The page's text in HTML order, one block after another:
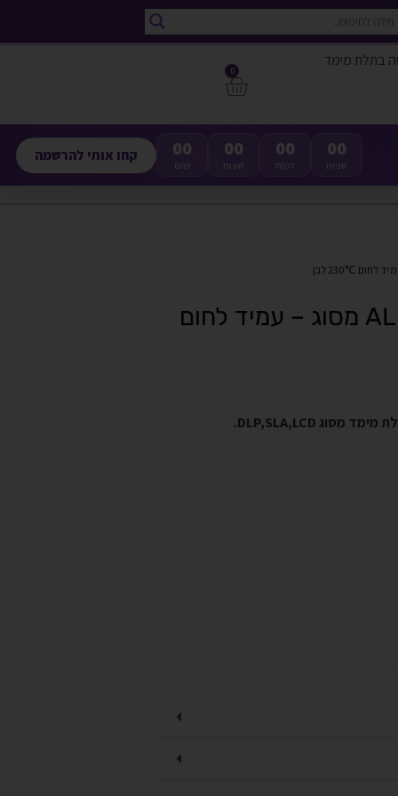
בתלת מימד
0
00
ימים
00
שעות
00
דקות
00
שניות
קחו אותי להרשמה
בקבוק שרף איכותי תוצרת ALMA מסוג – עמיד לחום